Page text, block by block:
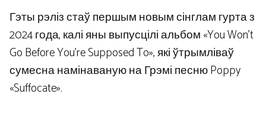
Гэты рэліз стаў першым новым сінглам гурта з
2024 года, калі яны выпусцілі альбом «You Won’t
Go Before You’re Supposed To», які ўтрымліваў
сумесна намінаваную на Грэмі песню Poppy
«Suffocate».